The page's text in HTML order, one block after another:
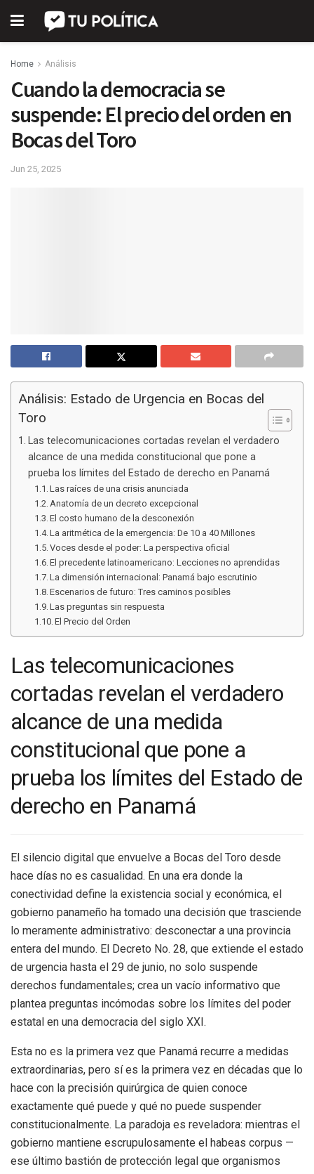
Home Análisis
Cuando la democracia se
suspende: El precio del orden en
Bocas del Toro
Jun 25, 2025
Análisis: Estado de Urgencia en Bocas del
Toro
Las telecomunicaciones cortadas revelan el verdadero
alcance de una medida constitucional que pone a
prueba los límites del Estado de derecho en Panamá
Las raíces de una crisis anunciada
Anatomía de un decreto excepcional
El costo humano de la desconexión
La aritmética de la emergencia: De 10 a 40 Millones
Voces desde el poder: La perspectiva oficial
El precedente latinoamericano: Lecciones no aprendidas
La dimensión internacional: Panamá bajo escrutinio
Escenarios de futuro: Tres caminos posibles
Las preguntas sin respuesta
El Precio del Orden
Las telecomunicaciones
cortadas revelan el verdadero
alcance de una medida
constitucional que pone a
prueba los límites del Estado de
derecho en Panamá
El silencio digital que envuelve a Bocas del Toro desde
hace días no es casualidad. En una era donde la
conectividad define la existencia social y económica, el
gobierno panameño ha tomado una decisión que trasciende
lo meramente administrativo: desconectar a una provincia
entera del mundo. El Decreto No. 28, que extiende el estado
de urgencia hasta el 29 de junio, no solo suspende
derechos fundamentales; crea un vacío informativo que
plantea preguntas incómodas sobre los límites del poder
estatal en una democracia del siglo XXI.
Esta no es la primera vez que Panamá recurre a medidas
extraordinarias, pero sí es la primera vez en décadas que lo
hace con la precisión quirúrgica de quien conoce
exactamente qué puede y qué no puede suspender
constitucionalmente. La paradoja es reveladora: mientras el
gobierno mantiene escrupulosamente el habeas corpus —
ese último bastión de protección legal que organismos